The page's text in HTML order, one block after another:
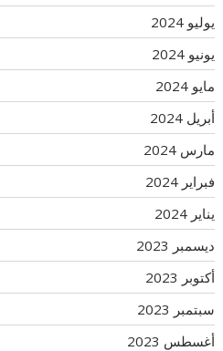
يوليو 2024
يونيو 2024
مايو 2024
أبريل 2024
مارس 2024
فبراير 2024
يناير 2024
ديسمبر 2023
أكتوبر 2023
سبتمبر 2023
أغسطس 2023